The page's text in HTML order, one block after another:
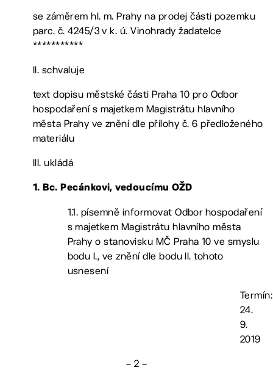
se záměrem hl. m. Prahy na prodej části pozemku
parc. č. 4245/3 v k. ú. Vinohrady žadatelce
***********
II. schvaluje
text dopisu městské části Praha 10 pro Odbor
hospodaření s majetkem Magistrátu hlavního
města Prahy ve znění dle přílohy č. 6 předloženého
materiálu
III. ukládá
1. Bc. Pecánkovi, vedoucímu OŽD
1.1. písemně informovat Odbor hospodaření
s majetkem Magistrátu hlavního města
Prahy o stanovisku MČ Praha 10 ve smyslu
bodu I., ve znění dle bodu II. tohoto
usnesení
Termín:
24.
9.
2019
– 2 –